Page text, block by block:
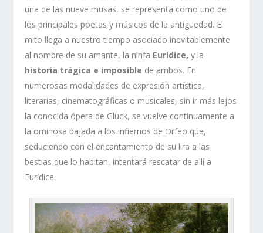
una de las nueve musas, se representa como uno de
los principales poetas y músicos de la antigüedad. El
mito llega a nuestro tiempo asociado inevitablemente
al nombre de su amante, la ninfa Eurídice, y la
historia trágica e imposible de ambos. En
numerosas modalidades de expresión artística,
literarias, cinematográficas o musicales, sin ir más lejos
la conocida ópera de Gluck, se vuelve continuamente a
la ominosa bajada a los infiernos de Orfeo que,
seduciendo con el encantamiento de su lira a las
bestias que lo habitan, intentará rescatar de allí a
Eurídice.